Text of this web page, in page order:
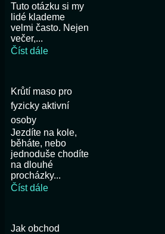
Tuto otázku si my
lidé klademe
velmi často. Nejen
večer,...
Číst dále
Krůtí maso pro
fyzicky aktivní
osoby
Jezdíte na kole,
běháte, nebo
jednoduše chodíte
na dlouhé
procházky...
Číst dále
Jak obchod